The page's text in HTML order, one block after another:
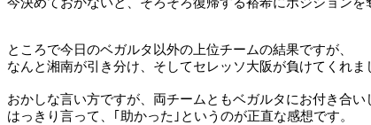
今決めておかないと、そろそろ復帰する裕希にポジション
ところで今日のベガルタ以外の上位チームの結果ですが、
なんと湘南が引き分け、そしてセレッソ大阪が負けてくれま
おかしな言い方ですが、両チームともベガルタにお付き合い
はっきり言って、｢助かった｣というのが正直な感想です。